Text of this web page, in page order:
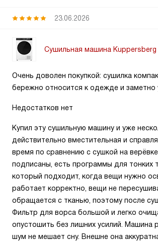
23.06.2026
Сушильная машина Kuppersberg
Очень доволен покупкой: сушилка
бережно относится к одежде и
Недостатков нет
Купил эту сушильную машину и уже
действительно вместительная и
время по сравнению с сушкой на
подписаны, есть программы для тонких
который подходит, когда вещи нужно
работает корректно, вещи не
обращается с тканью, поэтому после
Фильтр для ворса большой и легко
опустошить без лишних усилий.
шум не мешает сну. Внешне она